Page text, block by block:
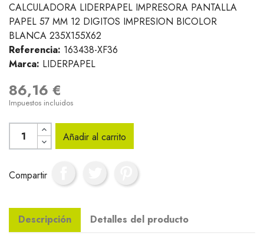
CALCULADORA LIDERPAPEL IMPRESORA PANTALLA
PAPEL 57 MM 12 DIGITOS IMPRESION BICOLOR
BLANCA 235X155X62
Referencia: 163438-XF36
Marca: LIDERPAPEL
86,16 €
Impuestos incluidos
Añadir al carrito
Compartir
Descripción Detalles del producto